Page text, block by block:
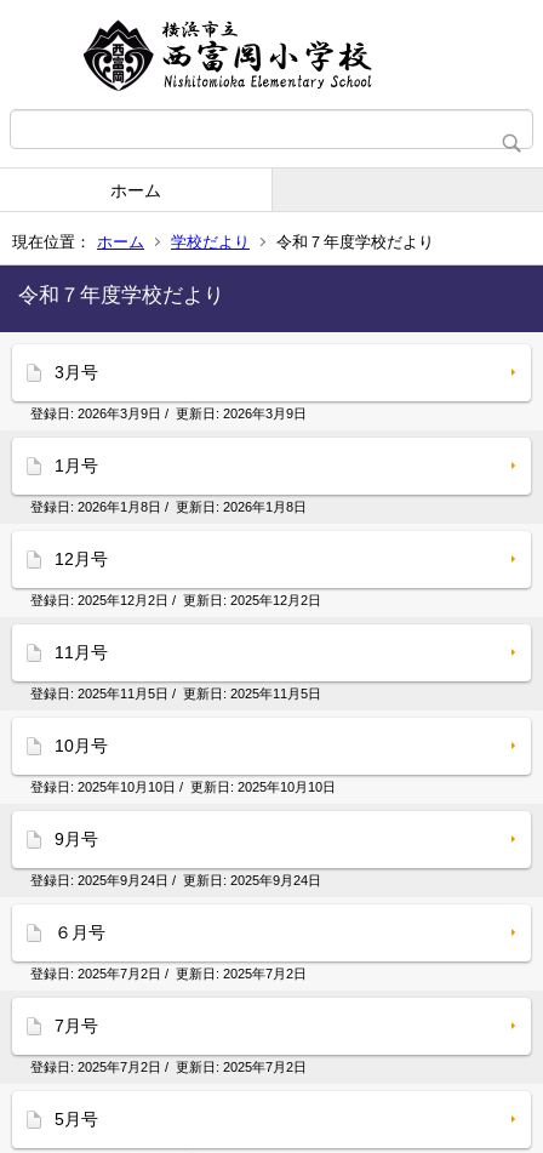
ホーム
現在位置： ホーム 学校だより 令和７年度学校だより
令和７年度学校だより
3月号
登録日: 2026年3月9日 / 更新日: 2026年3月9日
1月号
登録日: 2026年1月8日 / 更新日: 2026年1月8日
12月号
登録日: 2025年12月2日 / 更新日: 2025年12月2日
11月号
登録日: 2025年11月5日 / 更新日: 2025年11月5日
10月号
登録日: 2025年10月10日 / 更新日: 2025年10月10日
9月号
登録日: 2025年9月24日 / 更新日: 2025年9月24日
６月号
登録日: 2025年7月2日 / 更新日: 2025年7月2日
7月号
登録日: 2025年7月2日 / 更新日: 2025年7月2日
5月号